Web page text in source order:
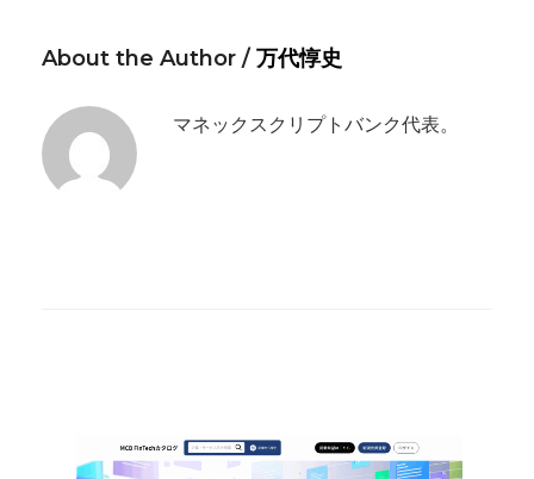
About the Author / 万代惇史
マネックスクリプトバンク代表。